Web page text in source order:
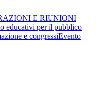
E RIUNIONI
educativi per il pubblico
e congressiEvento